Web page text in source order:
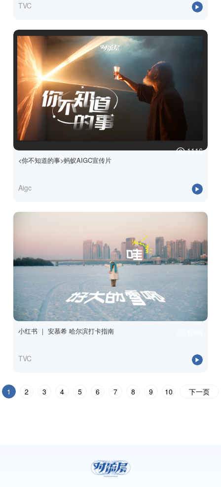
TVC
1116
<你不知道的事>蚂蚁AIGC宣传片
Aigc
小红书 ｜ 安慕希 哈尔滨打卡指南
TVC
1 2 3 4 5 6 7 8 9 10 下一页